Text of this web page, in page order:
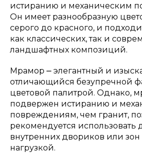
истиранию и механическим
Он имеет разнообразную
серого до красного, и
как классических, так и
ландшафтных композиций.
Мрамор ⎼ элегантный и
отличающийся безупречной
цветовой палитрой. Однако,
подвержен истиранию и
повреждениям, чем гранит,
рекомендуется
внутренних двориков или
нагрузкой.